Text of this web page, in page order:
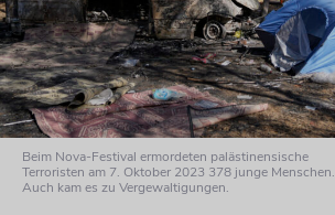
Beim Nova-Festival ermordeten palästinensische
Terroristen am 7. Oktober 2023 378 junge Menschen.
Auch kam es zu Vergewaltigungen.